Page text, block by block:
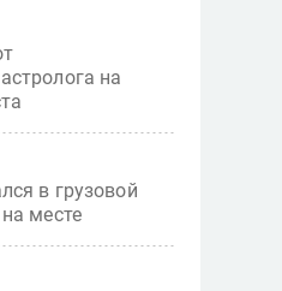
на
в грузовой
месте